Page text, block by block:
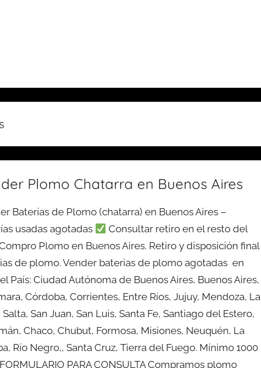
Plomo Chatarra en Buenos Aires
Baterías de Plomo (chatarra) en Buenos Aires –
usadas agotadas
Consultar retiro en el resto del
Plomo en Buenos Aires. Retiro y disposición final
de plomo. Vender baterias de plomo agotadas en
País: Ciudad Autónoma de Buenos Aires, Buenos Aires,
Córdoba, Corrientes, Entre Ríos, Jujuy, Mendoza, La
Salta, San Juan, San Luis, Santa Fe, Santiago del Estero,
Chaco, Chubut, Formosa, Misiones, Neuquén, La
Río Negro,, Santa Cruz, Tierra del Fuego. Mínimo 1000
PARA CONSULTA Compramos plomo